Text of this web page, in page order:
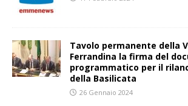
Tavolo permanente della
Ferrandina la firma del
programmatico per il
della Basilicata
26 Gennaio 2024